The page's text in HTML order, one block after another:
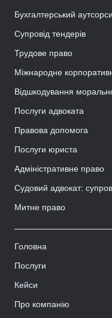
Бухгалтерський
Супровід тендерів
Трудове право
Міжнародне
Відшкодування
Послуги адвоката
Правова допомога
Послуги юриста
Адміністративне право
Судовий адвокат:
Митне право
Головна
Послуги
Кейси
Про компанію